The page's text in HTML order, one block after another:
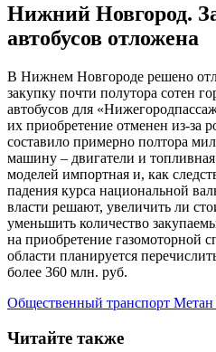
Нижний Новгород.
автобусов отложена
В Нижнем Новгороде решено
закупку почти полутора сотен
автобусов для
их приобретение отменен из-за
составило примерно полтора
машину – двигатели и
моделей импортная и, как
падения курса национальной
власти решают, увеличить ли
уменьшить количество
на приобретение газомоторной
области планируется
более 360 млн. руб.
Общественный транспорт Метан
Читайте также